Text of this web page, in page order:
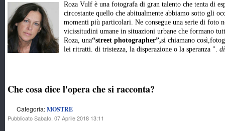
Roza Vulf è una fotografa di gran talento che tenta di
circostante quello che abitualmente abbiamo sotto gli
momenti più particolari. Ne consegue una serie di foto
vicissitudini umane in situazioni urbane che formano
Roza, una“street photographer”,si chiamano
lei ritratti. di tristezza, la disperazione o la speranza ".
Che cosa dice l'opera che si racconta?
Categoria:MOSTRE
Pubblicato Sabato, 07 Aprile 2018 13:11